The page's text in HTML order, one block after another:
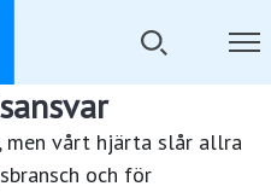
men vårt hjärta slår allra
och för